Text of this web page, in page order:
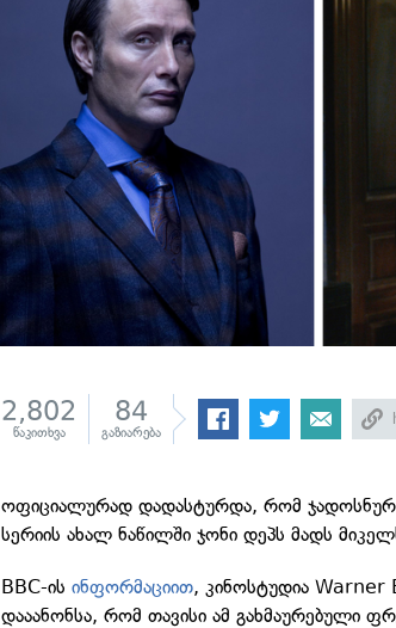
2,802
წაკითხვა
84
გაზიარება
ოფიციალურად დადასტურდა, რომ
სერიის ახალ ნაწილში ჯონი დეპს მადს
BBC-ისინფორმაციით, კინოსტუდია Warner
დააანონსა, რომ თავისი ამ გახმაურებული